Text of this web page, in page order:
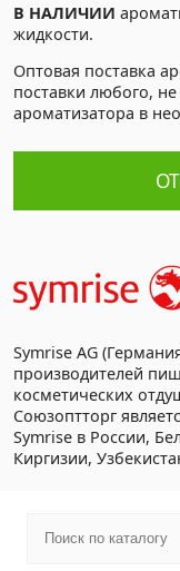
В НАЛИЧИИ
жидкости.
Оптовая поставка
поставки любого,
ароматизатора в
Symrise AG
производителей
косметических
Союзоптторг
Symrise в России,
Киргизии,